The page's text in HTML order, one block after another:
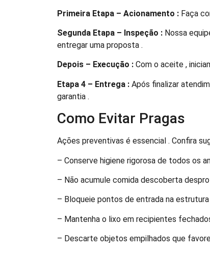
Primeira Etapa – Acionamento : Faça
Segunda Etapa – Inspeção : Nossa
entregar uma proposta .
Depois – Execução : Com o aceite ,
Etapa 4 – Entrega : Após finalizar
garantia .
Como Evitar Pragas
Ações preventivas é essencial . Confira
– Conserve higiene rigorosa de todos os
– Não acumule comida descoberta
– Bloqueie pontos de entrada na estrutura
– Mantenha o lixo em recipientes
– Descarte objetos empilhados que